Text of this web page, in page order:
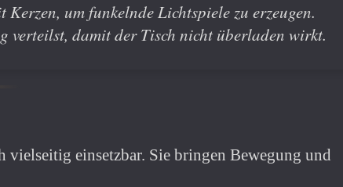
um funkelnde Lichtspiele zu erzeugen.
verteilst, damit der Tisch nicht überladen wirkt.
einsetzbar. Sie bringen Bewegung und